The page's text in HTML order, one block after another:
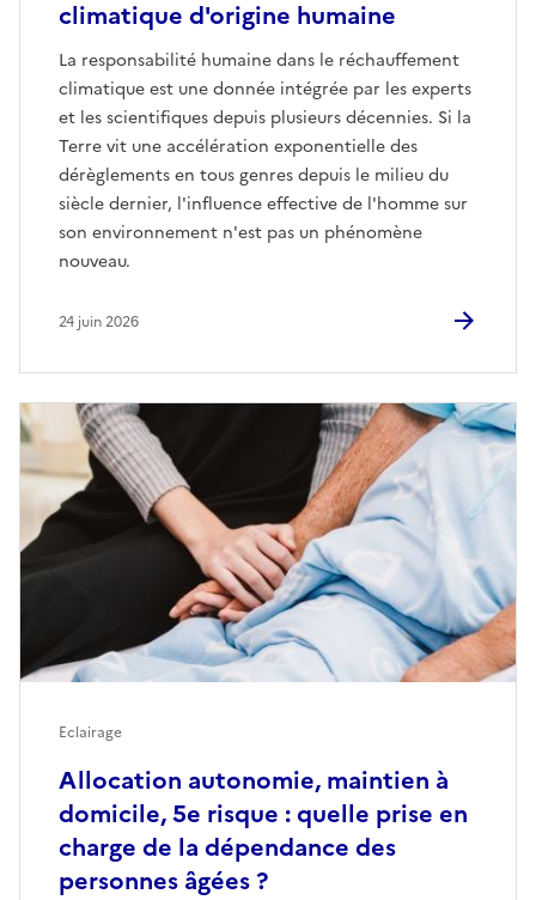
climatique d'origine humaine
La responsabilité humaine dans le réchauffement
climatique est une donnée intégrée par les experts
et les scientifiques depuis plusieurs décennies. Si la
Terre vit une accélération exponentielle des
dérèglements en tous genres depuis le milieu du
siècle dernier, l'influence effective de l'homme sur
son environnement n'est pas un phénomène
nouveau.
24 juin 2026
Allocation autonomie, maintien à
domicile, 5e risque : quelle prise en
charge de la dépendance des
personnes âgées ?
Eclairage